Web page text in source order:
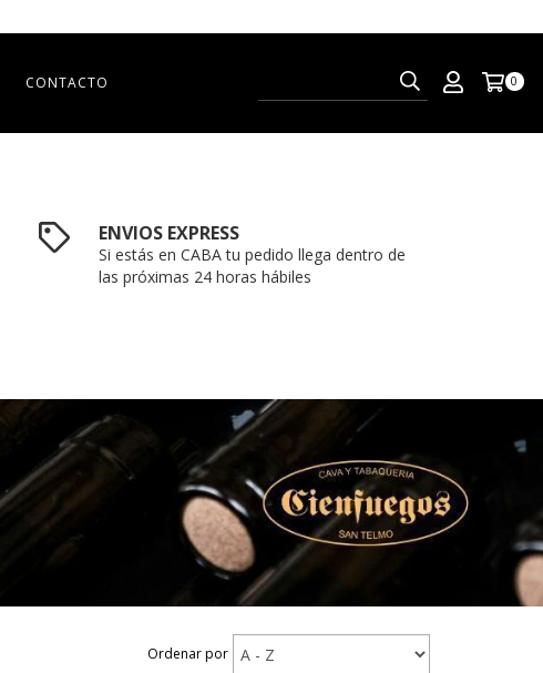
CONTACTO 0
ENVIOS EXPRESS
Si estás en CABA tu pedido llega dentro de
las próximas 24 horas hábiles
Ordenar por